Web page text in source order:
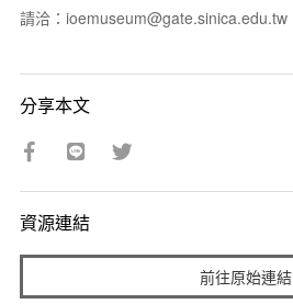
請洽：ioemuseum@gate.sinica.edu.tw
分享本文
資源連結
前往原始連結